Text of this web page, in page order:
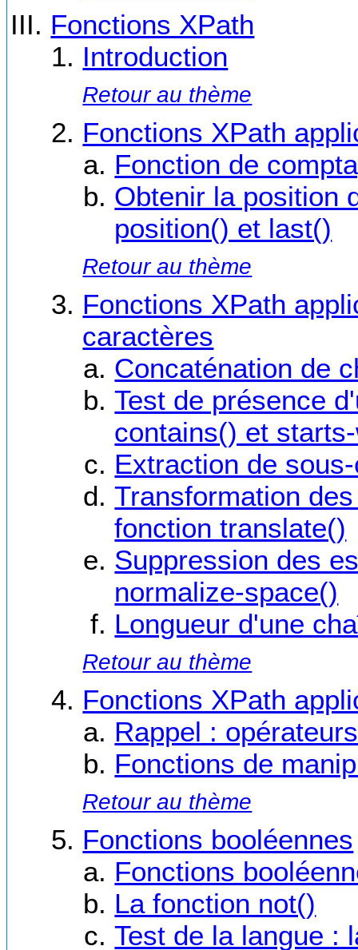
Fonctions XPath
Introduction
Retour au thème
Fonctions XPath
Fonction de
Obtenir la position
position() et last()
Retour au thème
Fonctions XPath
caractères
Concaténation de
Test de présence
contains() et
Extraction de
Transformation
fonction translate()
Suppression des
normalize-space()
Longueur d'une
Retour au thème
Fonctions XPath
Rappel :
Fonctions de
Retour au thème
Fonctions booléennes
Fonctions
La fonction not()
Test de la langue :